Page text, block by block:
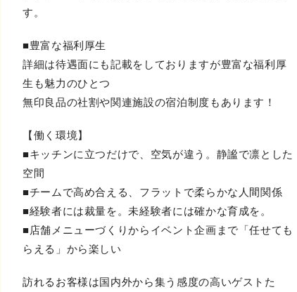
す。
■豊富な福利厚生
詳細は待遇面にも記載をしておりますが豊富な福利厚
生も魅力のひとつ
無印良品の社割や関連施設の宿泊制度もあります！
【働く環境】
■キッチンに立つだけで、空気が違う。静謐で凛とした
空間
■チームで高め合える、フラットで柔らかな人間関係
■経験者には裁量を。未経験者には確かな育成を。
■店舗メニューづくりからイベント企画まで「任せても
らえる」から楽しい
訪れるお客様は国内外から集う感度の高いゲストた